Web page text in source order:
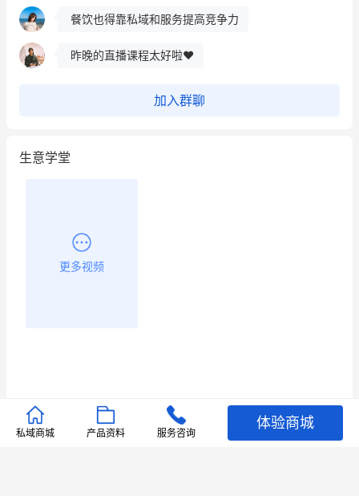
餐饮也得靠私域和服务提高竞争力
昨晚的直播课程太好啦❤️
加入群聊
生意学堂
更多视频
推荐文章
私域商城 产品资料 服务咨询
体验商城